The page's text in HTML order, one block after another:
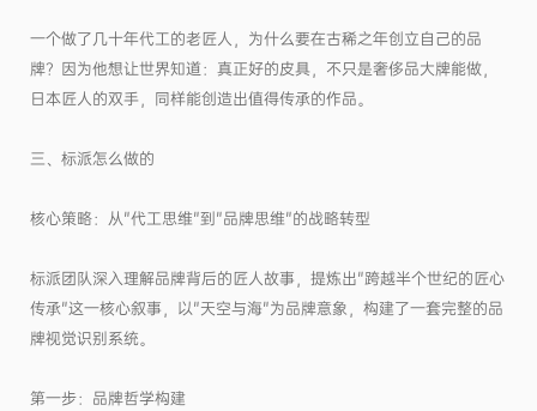
一个做了几十年代工的老匠人，为什么要在古稀之年创立自己的品
牌？因为他想让世界知道：真正好的皮具，不只是奢侈品大牌能做，
日本匠人的双手，同样能创造出值得传承的作品。
三、标派怎么做的
核心策略：从"代工思维"到"品牌思维"的战略转型
标派团队深入理解品牌背后的匠人故事，提炼出"跨越半个世纪的匠心
传承"这一核心叙事，以"天空与海"为品牌意象，构建了一套完整的品
牌视觉识别系统。
第一步：品牌哲学构建